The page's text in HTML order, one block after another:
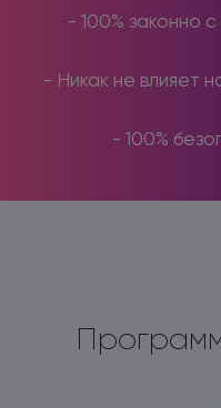
- 100% законно
- Никак не влияет
- 100%